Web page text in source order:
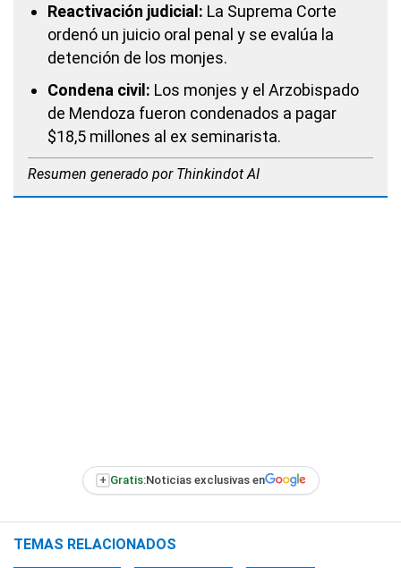
Reactivación judicial: La Suprema Corte
ordenó un juicio oral penal y se evalúa la
detención de los monjes.
Condena civil: Los monjes y el Arzobispado
de Mendoza fueron condenados a pagar
$18,5 millones al ex seminarista.
Resumen generado por Thinkindot AI
+ Gratis:Noticias exclusivas en
TEMAS RELACIONADOS